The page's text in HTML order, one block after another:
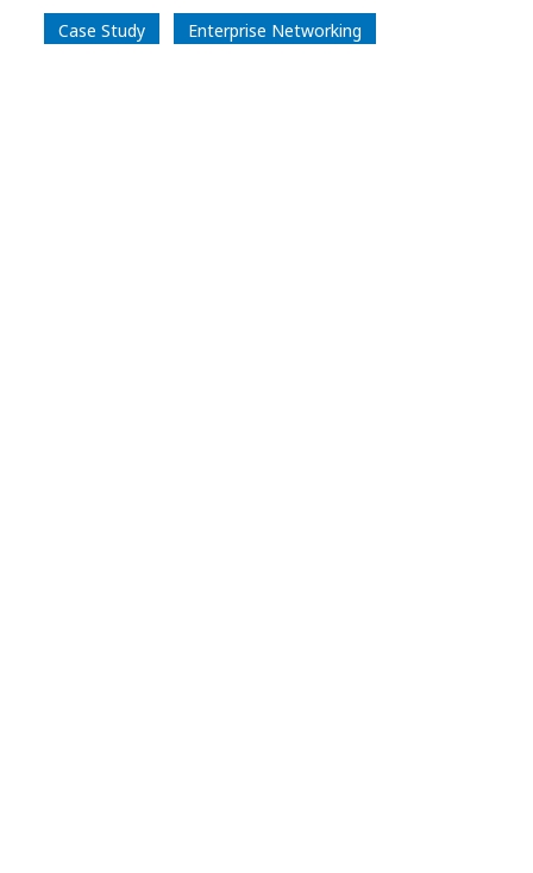
Case Study
Enterprise Networking